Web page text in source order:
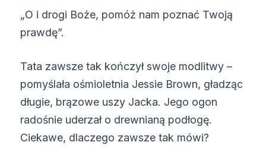
„O i drogi Boże, pomóż nam poznać Twoją
prawdę”.
Tata zawsze tak kończył swoje modlitwy –
pomyślała ośmioletnia Jessie Brown, gładząc
długie, brązowe uszy Jacka. Jego ogon
radośnie uderzał o drewnianą podłogę.
Ciekawe, dlaczego zawsze tak mówi?